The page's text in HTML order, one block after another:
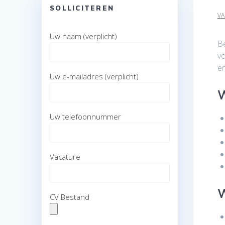
SOLLICITEREN
Uw naam (verplicht)
Uw e-mailadres (verplicht)
Uw telefoonnummer
Vacature
CV Bestand